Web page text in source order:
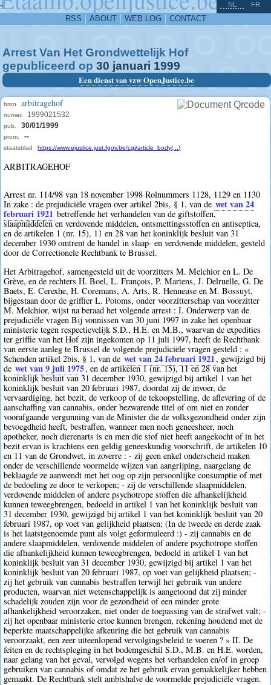
-
RSS ABOUT WEB LOG CONTACT
NL FR
Arrest Van Het Grondwettelijk Hof
gepubliceerd op 30 januari 1999
Een dienst van vzw OpenJustice.be
bron arbitragehof
numac 1999021532
pub. 30/01/1999
prom. --
staatsblad https://www.ejustice.just.fgov.be/cgi/article_body(...)
ARBITRAGEHOF
Arrest nr. 114/98 van 18 november 1998 Rolnummers 1128, 1129 en 1130
In zake : de prejudiciële vragen over artikel 2bis, § 1, van de wet van 24
februari 1921 betreffende het verhandelen van de giftstoffen,
slaapmiddelen en verdovende middelen, ontsmettingsstoffen en antiseptica,
en de artikelen 1 (nr. 15), 11 en 28 van het koninklijk besluit van 31
december 1930 omtrent de handel in slaap- en verdovende middelen, gesteld
door de Correctionele Rechtbank te Brussel.
Het Arbitragehof, samengesteld uit de voorzitters M. Melchior en L. De
Grève, en de rechters H. Boel, L. François, P. Martens, J. Delruelle, G. De
Baets, E. Cerexhe, H. Coremans, A. Arts, R. Henneuse en M. Bossuyt,
bijgestaan door de griffier L. Potoms, onder voorzitterschap van voorzitter
M. Melchior, wijst na beraad het volgende arrest : I. Onderwerp van de
prejudiciële vragen Bij vonnissen van 30 juni 1997 in zake het openbaar
ministerie tegen respectievelijk S.D., H.E. en M.B., waarvan de expedities
ter griffie van het Hof zijn ingekomen op 11 juli 1997, heeft de Rechtbank
van eerste aanleg te Brussel de volgende prejudiciële vragen gesteld : «
Schenden artikel 2bis, § 1, van de wet van 24 februari 1921, gewijzigd bij
de wet van 9 juli 1975, en de artikelen 1 (nr. 15), 11 en 28 van het
koninklijk besluit van 31 december 1930, gewijzigd bij artikel 1 van het
koninklijk besluit van 20 februari 1987, doordat zij de invoer, de
vervaardiging, het bezit, de verkoop of de tekoopstelling, de aflevering of de
aanschaffing van cannabis, onder bezwarende titel of om niet en zonder
voorafgaande vergunning van de Minister die de volksgezondheid onder zijn
bevoegdheid heeft, bestraffen, wanneer men noch geneesheer, noch
apotheker, noch dierenarts is en men die stof niet heeft aangekocht of in het
bezit ervan is krachtens een geldig geneeskundig voorschrift, de artikelen 10
en 11 van de Grondwet, in zoverre : - zij geen enkel onderscheid maken
onder de verschillende voormelde wijzen van aangrijping, naargelang de
beklaagde ze aanwendt met het oog op zijn persoonlijke consumptie of met
de bedoeling ze door te verkopen; - zij de verschillende slaapmiddelen,
verdovende middelen of andere psychotrope stoffen die afhankelijkheid
kunnen teweegbrengen, bedoeld in artikel 1 van het koninklijk besluit van
31 december 1930, gewijzigd bij artikel 1 van het koninklijk besluit van 20
februari 1987, op voet van gelijkheid plaatsen; (In de tweede en derde zaak
is het laatstgenoemde punt als volgt geformuleerd :) - zij cannabis en de
andere slaapmiddelen, verdovende middelen of andere psychotrope stoffen
die afhankelijkheid kunnen teweegbrengen, bedoeld in artikel 1 van het
koninklijk besluit van 31 december 1930, gewijzigd bij artikel 1 van het
koninklijk besluit van 20 februari 1987, op voet van gelijkheid plaatsen; -
zij het gebruik van cannabis bestraffen terwijl het gebruik van andere
producten, waarvan niet wetenschappelijk is aangetoond dat zij minder
schadelijk zouden zijn voor de gezondheid of een minder grote
afhankelijkheid veroorzaken, niet onder de toepassing van de strafwet valt; -
zij het openbaar ministerie ertoe kunnen brengen, rekening houdend met de
beperkte maatschappelijke afkeuring die het gebruik van cannabis
veroorzaakt, een zeer uiteenlopend vervolgingsbeleid te voeren ? » II. De
feiten en de rechtspleging in het bodemgeschil S.D., M.B. en H.E. worden,
naar gelang van het geval, vervolgd wegens het verhandelen en/of in groep
gebruiken van cannabis of omdat ze het gebruik ervan gemakkelijker hebben
gemaakt. De Rechtbank stelt ambtshalve de voormelde prejudiciële vragen.
^